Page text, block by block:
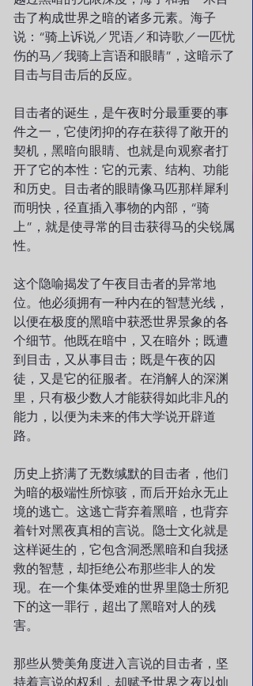
击了构成世界之暗的诸多元素。海子
说：“骑上诉说／咒语／和诗歌／一匹忧
伤的马／我骑上言语和眼睛”，这暗示了
目击与目击后的反应。
目击者的诞生，是午夜时分最重要的事
件之一，它使闭抑的存在获得了敞开的
契机，黑暗向眼睛、也就是向观察者打
开了它的本性：它的元素、结构、功能
和历史。目击者的眼睛像马匹那样犀利
而明快，径直插入事物的内部，“骑
上”，就是使寻常的目击获得马的尖锐属
性。
这个隐喻揭发了午夜目击者的异常地
位。他必须拥有一种内在的智慧光线，
以便在极度的黑暗中获悉世界景象的各
个细节。他既在暗中，又在暗外；既遭
到目击，又从事目击；既是午夜的囚
徒，又是它的征服者。在消解人的深渊
里，只有极少数人才能获得如此非凡的
能力，以便为未来的伟大学说开辟道
路。
历史上挤满了无数缄默的目击者，他们
为暗的极端性所惊骇，而后开始永无止
境的逃亡。这逃亡背弃着黑暗，也背弃
着针对黑夜真相的言说。隐士文化就是
这样诞生的，它包含洞悉黑暗和自我拯
救的智慧，却拒绝公布那些非人的发
现。在一个集体受难的世界里隐士所犯
下的这一罪行，超出了黑暗对人的残
害。
那些从赞美角度进入言说的目击者，坚
持着言说的权利，却赋予世界之夜以灿